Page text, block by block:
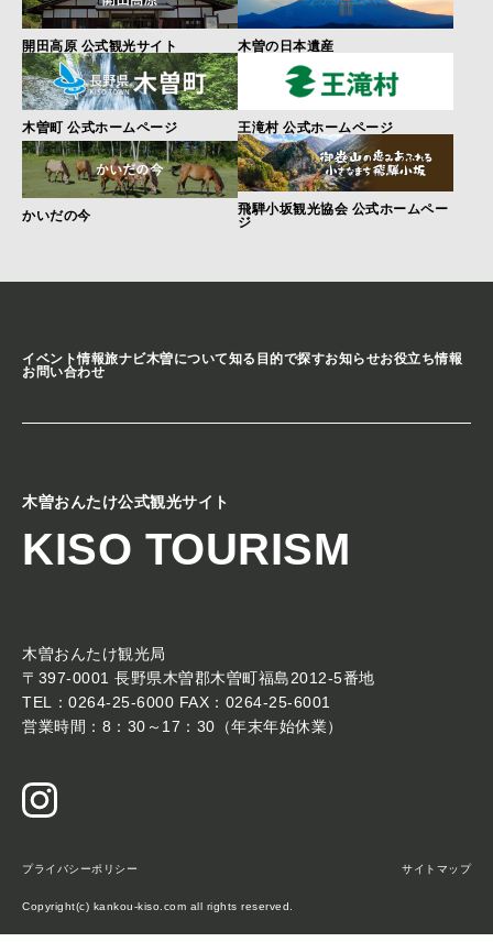
開田高原 公式観光サイト 木曽の日本遺産
木曽町 公式ホームページ 王滝村 公式ホームページ
かいだの今
飛騨小坂観光協会 公式ホームペー
ジ
イベント情報旅ナビ木曽について知る 目的で探すお知らせお役立ち情報
お問い合わせ
木曽おんたけ公式観光サイト
KISO TOURISM
木曽おんたけ観光局
〒397-0001 長野県木曽郡木曽町福島2012-5番地
TEL：0264-25-6000 FAX：0264-25-6001
営業時間：8：30～17：30（年末年始休業）
プライバシーポリシー サイトマップ
Copyright(c) kankou-kiso.com all rights reserved.